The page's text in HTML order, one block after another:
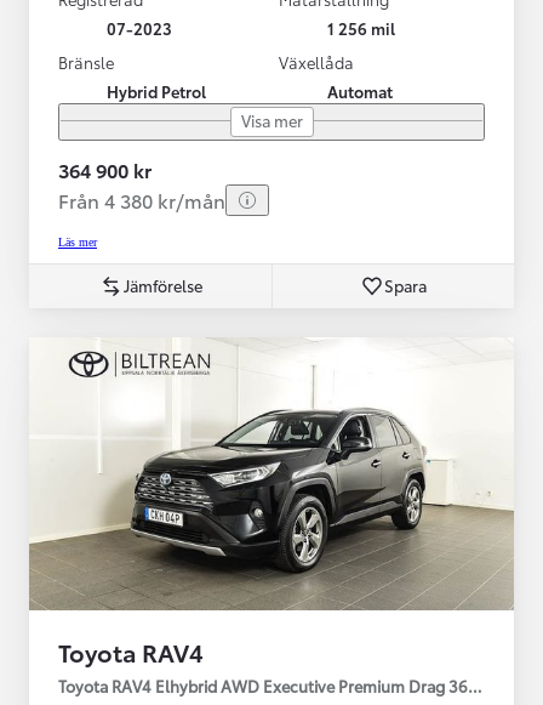
07-2023
1 256 mil
Bränsle
Hybrid Petrol
Växellåda
Automat
Visa mer
364 900 kr
Från 4 380 kr/mån
Läs mer
Jämförelse Spara
Toyota RAV4
Toyota RAV4 Elhybrid AWD Executive Premium Drag 360-kamera